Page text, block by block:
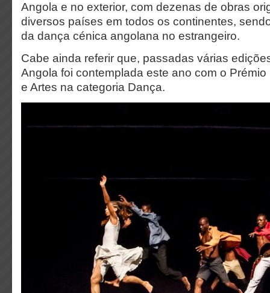
Angola e no exterior, com dezenas de obras
diversos países em todos os continentes,
da dança cénica angolana no estrangeiro.
Cabe ainda referir que, passadas várias
Angola foi contemplada este ano com o
e Artes na categoria Dança.